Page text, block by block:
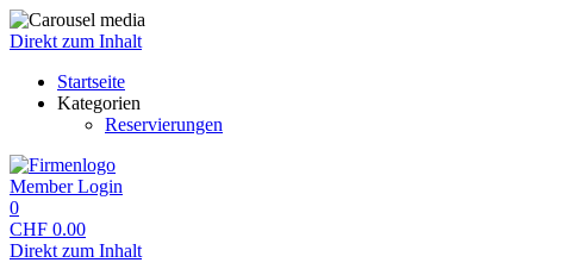
Direkt zum Inhalt
Startseite
Kategorien
Reservierungen
Member Login
0
CHF 0.00
Direkt zum Inhalt